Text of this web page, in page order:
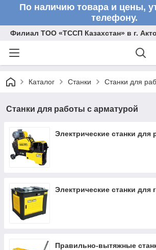
По наличию товара и цены,
телефону.
Филиал ТОО «ТССП Казахстан» в г.
Каталог Станки Станки для
Станки для работы с арматурой
Электрические станки для
Электрические станки для
Правильно-вытяжные